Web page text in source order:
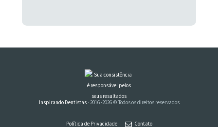
Inspirando Dentistas· 2016 -2026 © Todos os direitos reservados
Política de Privacidade Contato